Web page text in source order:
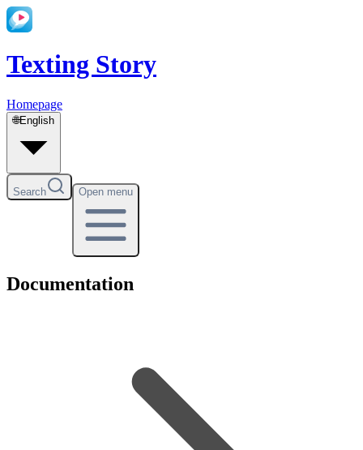
Texting Story
Homepage
🌐English
Search Open menu
Documentation